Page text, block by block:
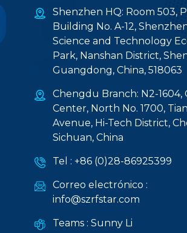
Shenzhen HQ: Room 503,
Building No. A-12,
Science and Technology
Park, Nanshan District,
Guangdong, China, 518063
Chengdu Branch: N2-1604,
Center, North No. 1700,
Avenue, Hi-Tech District,
Sichuan, China
Tel : +86 (0)28-86925399
Correo electrónico :
info@szrfstar.com
Teams : Sunny Li